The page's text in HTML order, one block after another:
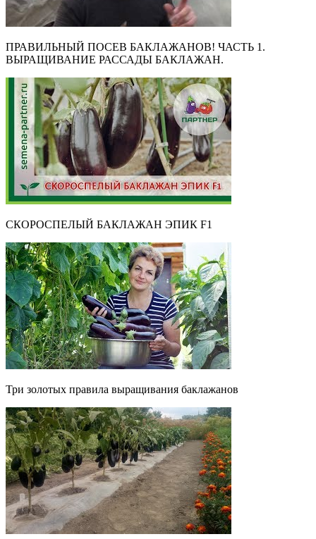
ПРАВИЛЬНЫЙ ПОСЕВ БАКЛАЖАНОВ! ЧАСТЬ 1.
ВЫРАЩИВАНИЕ РАССАДЫ БАКЛАЖАН.
СКОРОСПЕЛЫЙ БАКЛАЖАН ЭПИК F1
Три золотых правила выращивания баклажанов